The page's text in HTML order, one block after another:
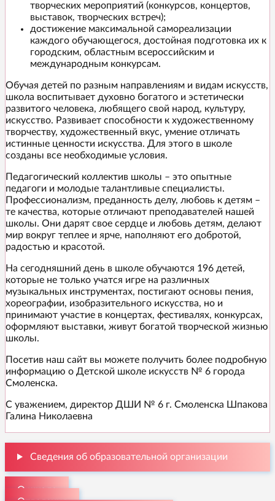
творческих мероприятий (конкурсов, концертов,
выставок, творческих встреч);
достижение максимальной самореализации
каждого обучающегося, достойная подготовка их к
городским, областным всероссийским и
международным конкурсам.
Обучая детей по разным направлениям и видам искусств,
школа воспитывает духовно богатого и эстетически
развитого человека, любящего свой народ, культуру,
искусство. Развивает способности к художественному
творчеству, художественный вкус, умение отличать
истинные ценности искусства. Для этого в школе
созданы все необходимые условия.
Педагогический коллектив школы – это опытные
педагоги и молодые талантливые специалисты.
Профессионализм, преданность делу, любовь к детям –
те качества, которые отличают преподавателей нашей
школы. Они дарят свое сердце и любовь детям, делают
мир вокруг теплее и ярче, наполняют его добротой,
радостью и красотой.
На сегодняшний день в школе обучаются 196 детей,
которые не только учатся игре на различных
музыкальных инструментах, постигают основы пения,
хореографии, изобразительного искусства, но и
принимают участие в концертах, фестивалях, конкурсах,
оформляют выставки, живут богатой творческой жизнью
школы.
Посетив наш сайт вы можете получить более подробную
информацию о Детской школе искусств № 6 города
Смоленска.
С уважением, директор ДШИ № 6 г. Смоленска Шпакова
Галина Николаевна
Сведения об образовательной организации
О школе